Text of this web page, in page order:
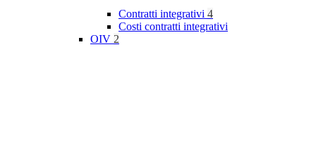
Contratti integrativi 4
Costi contratti integrativi
OIV 2